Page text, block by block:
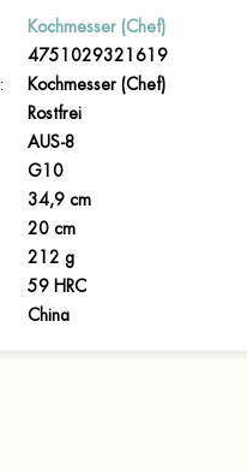
Kochmesser (Chef)
4751029321619
Kochmesser (Chef)
Rostfrei
AUS-8
G10
34,9 cm
20 cm
212 g
59 HRC
China